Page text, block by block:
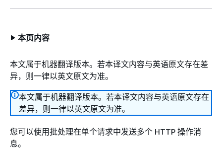
本页内容
本文属于机器翻译版本。若本译文内容与英语原文存在差
异，则一律以英文原文为准。
本文属于机器翻译版本。若本译文内容与英语原文存在
差异，则一律以英文原文为准。
您可以使用批处理在单个请求中发送多个 HTTP 操作消
息。